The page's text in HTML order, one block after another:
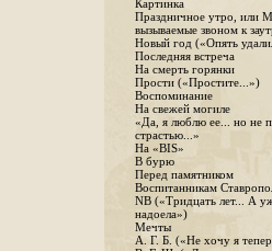
Картинка
Праздничное утро, или
вызываемые звоном к
Новый год («Опять
Последняя встреча
На смерть горянки
Прости («Простите...»)
Воспоминание
На свежей могиле
«Да, я люблю ее... но не
страстью...»
На «BIS»
В бурю
Перед памятником
Воспитанникам
NB («Тридцать лет... А
надоела»)
Мечты
А. Г. Б. («Не хочу я